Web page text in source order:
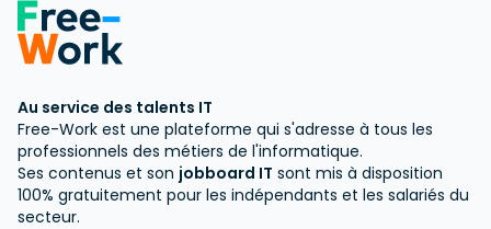
Au service des talents IT
Free-Work est une plateforme qui s'adresse à tous les
professionnels des métiers de l'informatique.
Ses contenus et son jobboard IT sont mis à disposition
100% gratuitement pour les indépendants et les salariés du
secteur.